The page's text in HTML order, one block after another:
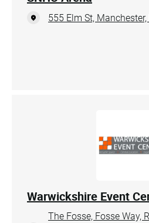
555 Elm St,
Warwickshire Event
The Fosse, Fosse Way,